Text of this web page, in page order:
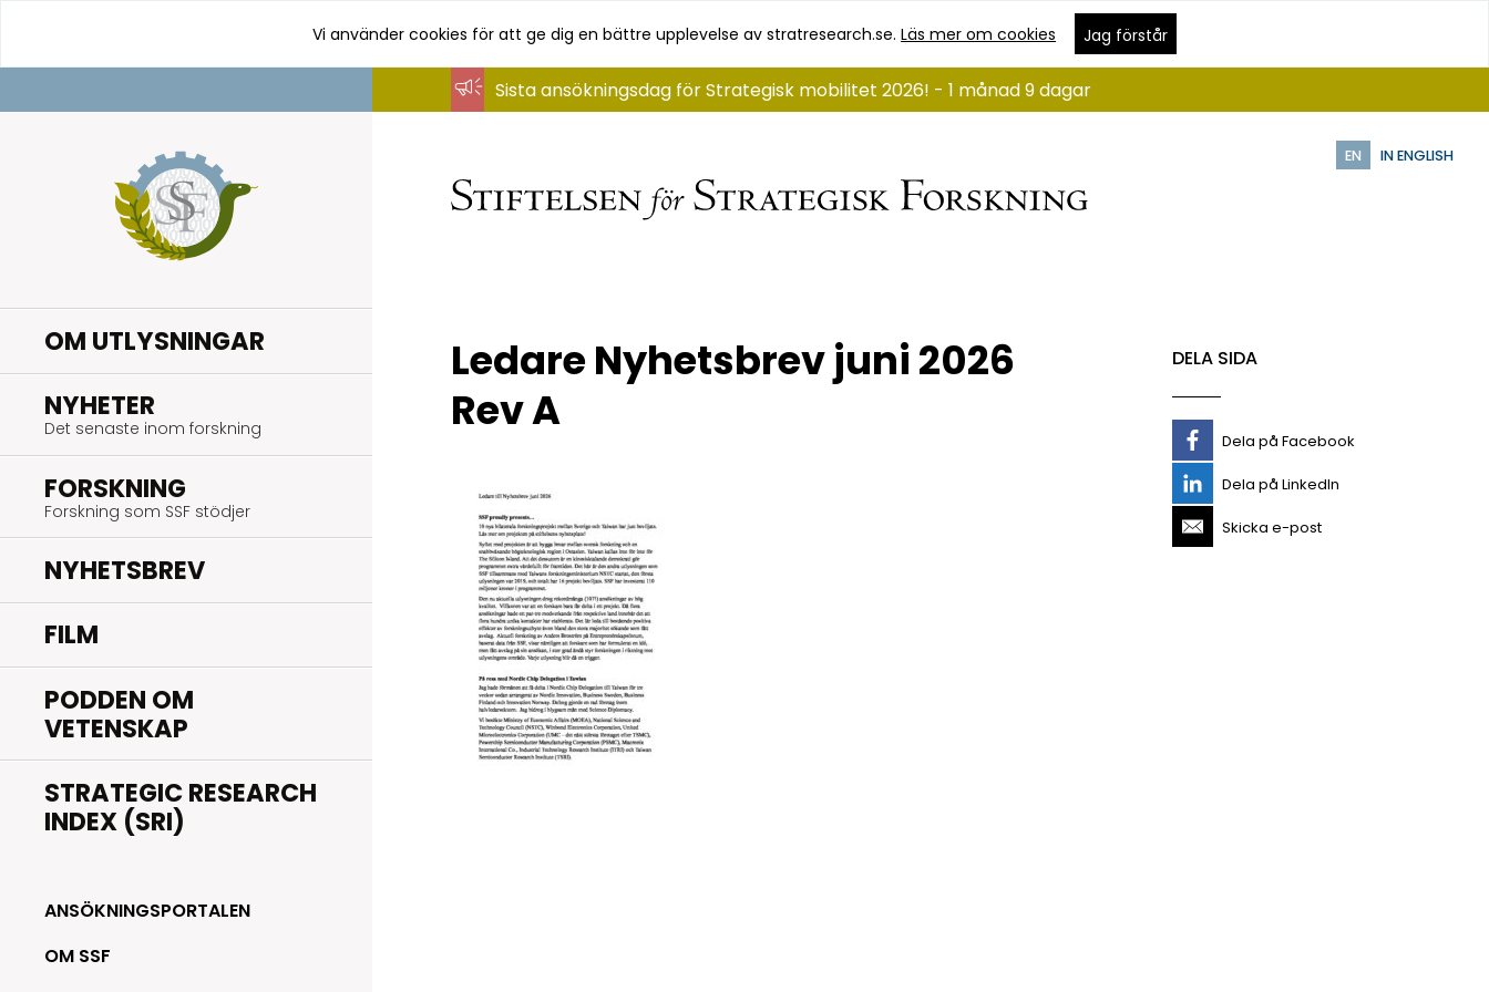
innehåll
Vi använder cookies för att ge dig en bättre upplevelse av stratresearch.se.Läs mer om cookies Jag förstår
EN IN ENGLISH
OM UTLYSNINGAR
NYHETER
Det senaste inom forskning
FORSKNING
Forskning som SSF stödjer
NYHETSBREV
FILM
PODDEN OM
VETENSKAP
STRATEGIC RESEARCH
INDEX (SRI)
ANSÖKNINGSPORTALEN
OM SSF
Sista ansökningsdag för Strategisk mobilitet 2026! - 1 månad 9 dagar
Ledare Nyhetsbrev juni 2026
Rev A
DELA SIDA
Dela på Facebook
Dela på LinkedIn
Skicka e-post